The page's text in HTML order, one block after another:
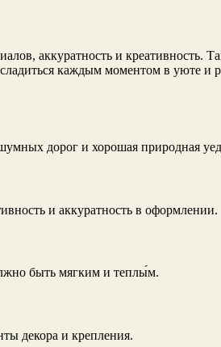
аккуратность и креативность.
каждым моментом в уюте и
дорог и хорошая природная
и аккуратность в оформлении.
быть мягким и теплы́м.
декора и крепления.